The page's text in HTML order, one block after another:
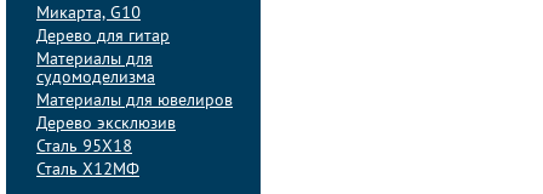
Микарта, G10
Дерево для гитар
Материалы для
судомоделизма
Материалы для ювелиров
Дерево эксклюзив
Сталь 95Х18
Сталь Х12МФ